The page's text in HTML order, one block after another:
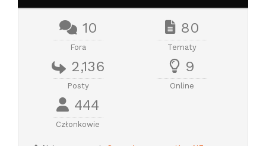
10
Fora
80
Tematy
2,136
Posty
9
Online
444
Członkowie